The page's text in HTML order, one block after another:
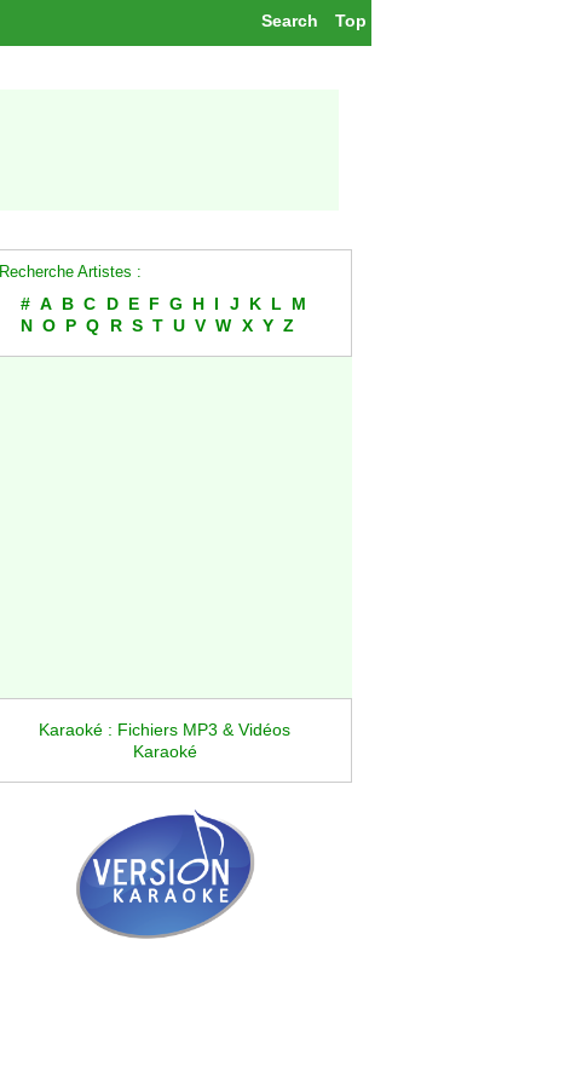
Top
Search
Recherche Artistes :
# A B C D E F G H I J K L
M
N O P Q R S T U V W X Y Z
Karaoké : Fichiers MP3 & Vidéos
Karaoké